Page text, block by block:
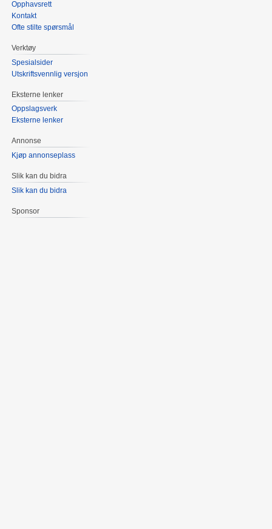
Opphavsrett
Kontakt
Ofte stilte spørsmål
Verktøy
Spesialsider
Utskriftsvennlig versjon
Eksterne lenker
Oppslagsverk
Eksterne lenker
Annonse
Kjøp annonseplass
Slik kan du bidra
Slik kan du bidra
Sponsor